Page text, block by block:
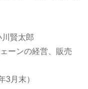
賢太郎
ーンの経営、販売
3月末）